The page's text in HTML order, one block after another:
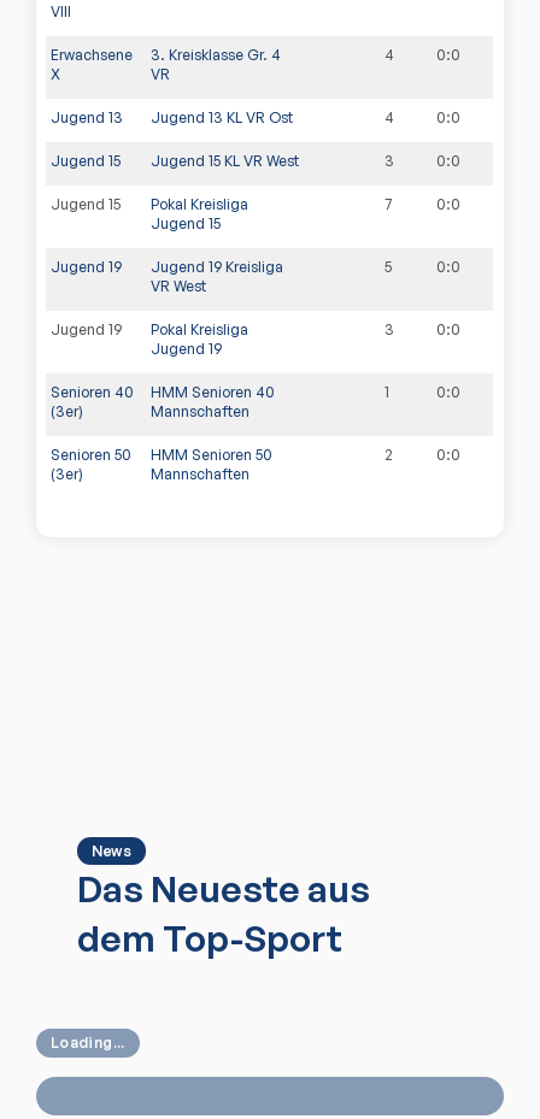
VIII
Erwachsene
X
3. Kreisklasse Gr. 4
VR
4 0:0
Jugend 13 Jugend 13 KL VR Ost 4 0:0
Jugend 15 Jugend 15 KL VR West 3 0:0
Jugend 15
Pokal Kreisliga
Jugend 15
7 0:0
Jugend 19
Jugend 19 Kreisliga
VR West
5 0:0
Jugend 19
Pokal Kreisliga
Jugend 19
3 0:0
Senioren 40
(3er)
HMM Senioren 40
Mannschaften
1 0:0
Senioren 50
(3er)
HMM Senioren 50
Mannschaften
2 0:0
News
Das Neueste aus
dem Top-Sport
Loading...